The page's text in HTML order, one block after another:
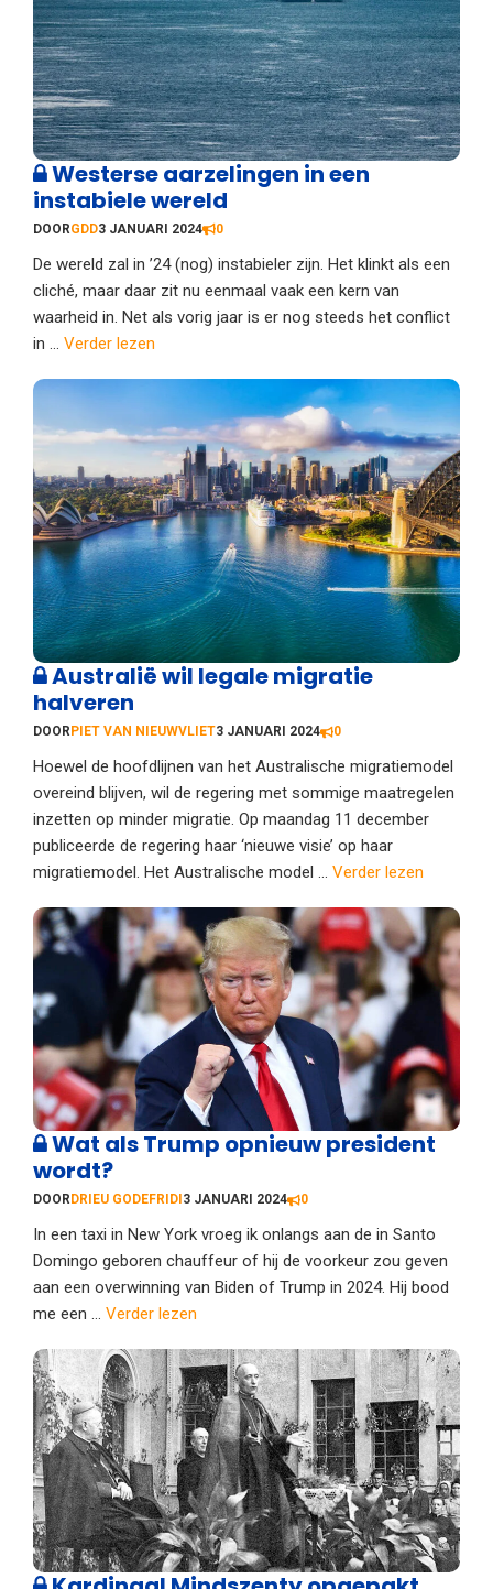
Westerse aarzelingen in een
instabiele wereld
DOORGDD3 JANUARI 2024 0
De wereld zal in ’24 (nog) instabieler zijn. Het klinkt als een
cliché, maar daar zit nu eenmaal vaak een kern van
waarheid in. Net als vorig jaar is er nog steeds het conflict
in ... Verder lezen
Australië wil legale migratie
halveren
DOOR PIET VAN NIEUWVLIET3 JANUARI 2024 0
Hoewel de hoofdlijnen van het Australische migratiemodel
overeind blijven, wil de regering met sommige maatregelen
inzetten op minder migratie. Op maandag 11 december
publiceerde de regering haar ‘nieuwe visie’ op haar
migratiemodel. Het Australische model ... Verder lezen
Wat als Trump opnieuw president
wordt?
DOOR DRIEU GODEFRIDI 3 JANUARI 2024 0
In een taxi in New York vroeg ik onlangs aan de in Santo
Domingo geboren chauffeur of hij de voorkeur zou geven
aan een overwinning van Biden of Trump in 2024. Hij bood
me een ... Verder lezen